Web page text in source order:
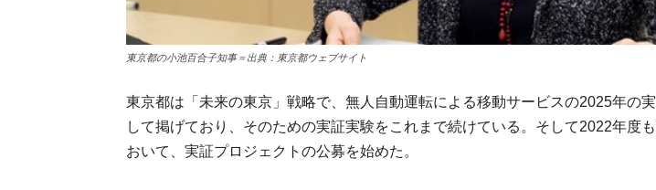
東京都の小池百合子知事＝出典：東京都ウェブサイト
東京都は「未来の東京」戦略で、無人自動運転による移動サービスの2025年の
して掲げており、そのための実証実験をこれまで続けている。そして2022年度
おいて、実証プロジェクトの公募を始めた。